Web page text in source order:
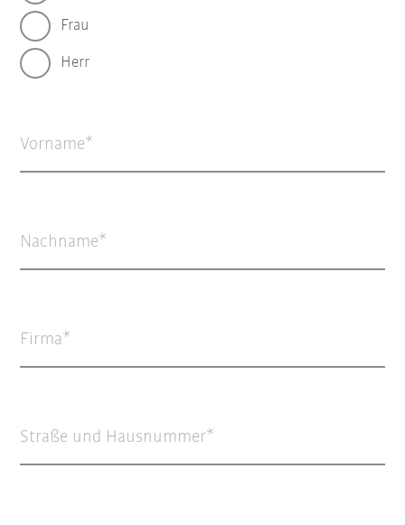
Frau
Herr
Vorname
Nachname
Firma
Straße und Hausnummer